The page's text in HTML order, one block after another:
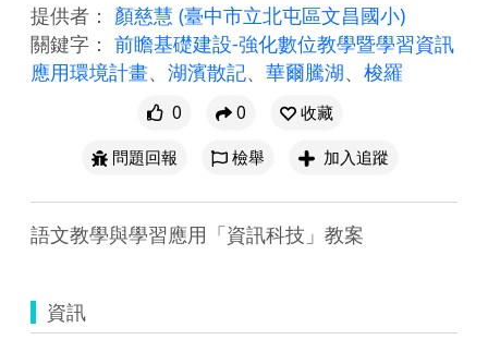
提供者： 顏慈慧 (臺中市立北屯區文昌國小)
關鍵字： 前瞻基礎建設-強化數位教學暨學習資訊
應用環境計畫、 湖濱散記、 華爾騰湖、 梭羅
0 0
收藏
問題回報
檢舉 加入追蹤
語文教學與學習應用「資訊科技」教案
資訊